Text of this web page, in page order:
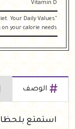
Vitamin D
Your Daily Values
your calorie needs
الوصف
استمتع